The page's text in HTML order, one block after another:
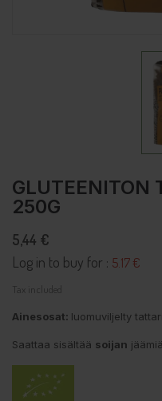
GLUTEENITON
250G
5,44 €
Log in to buy for : 5.17 €
Tax included
Ainesosat: luomuviljelty
Saattaa sisältää soijan